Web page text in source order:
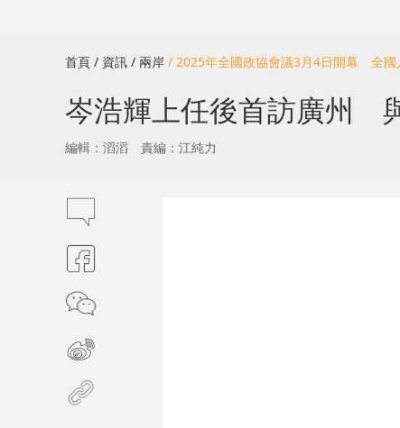
首頁 / 資訊 / 兩岸 / 2025年全國政協會議3月4日開幕 全國
岑浩輝上任後首訪廣州
編輯：滔滔 責編：江純力